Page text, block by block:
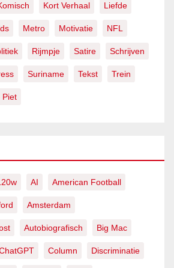
Kort Verhaal Liefde
Metro Motivatie NFL
Rijmpje Satire Schrijven
Suriname Tekst Trein
Piet
AI American Football
Amsterdam
Autobiografisch Big Mac
Column Discriminatie